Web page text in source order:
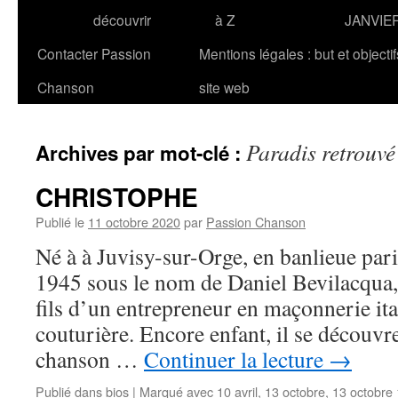
découvrir
à Z
Contacter Passion
Chanson
Mentions légales : but et
site web
Archives par mot-clé : Paradis retrouvé
CHRISTOPHE
Publié le 11 octobre 2020par Passion Chanson
Né à à Juvisy-sur-Orge, en banlieue
1945 sous le nom de Daniel
fils d’un entrepreneur en maçonnerie
couturière. Encore enfant, il se
chanson … Continuer la lecture →
Publié dansbios | Marqué avec 10 avril, 13 octobre, 13 octobre